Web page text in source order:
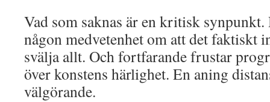
Vad som saknas är en kritisk
någon medvetenhet om att det faktiskt
svälja allt. Och fortfarande frustar
över konstens härlighet. En aning
välgörande.